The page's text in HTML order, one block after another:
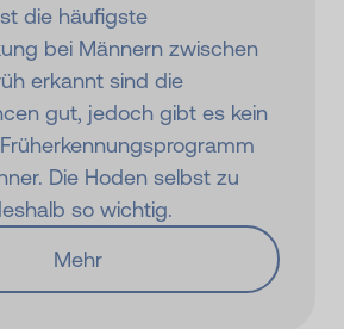
die häufigste
bei Männern zwischen
erkannt sind die
gut, jedoch gibt es kein
Die Hoden selbst zu
so wichtig.
Mehr